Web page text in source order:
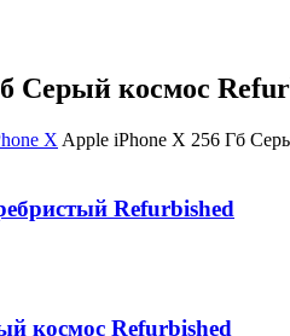
Серый космос
X Apple iPhone X 256 Гб
Refurbished
космос Refurbished